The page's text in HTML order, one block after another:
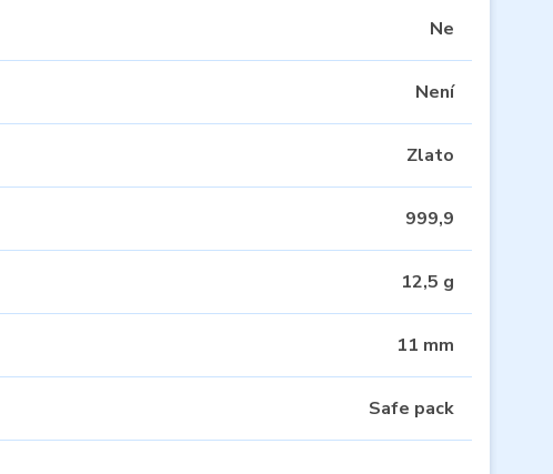
Ne
Není
Zlato
999,9
12,5 g
11 mm
Safe pack